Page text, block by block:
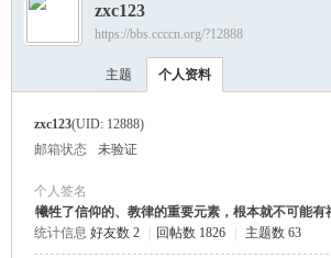
›
zxc123
https://bbs.ccccn.org/?12888
主题 个人资料
zxc123(UID: 12888)
邮箱状态
未验证
个人签名
犧牲了信仰的、教律的重要元素，根本就不可能有
统计信息 好友数 2 回帖数 1826 主题数 63